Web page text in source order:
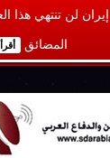
لن تنتهي هذا
المضائق أقرأ